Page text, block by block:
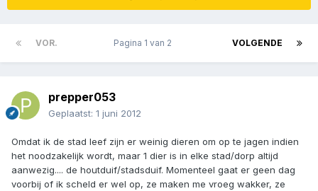
VOR. VOLGENDE
Pagina 1 van 2
prepper053
Geplaatst: 1 juni 2012
Omdat ik de stad leef zijn er weinig dieren om op te jagen indien
het noodzakelijk wordt, maar 1 dier is in elke stad/dorp altijd
aanwezig.... de houtduif/stadsduif. Momenteel gaat er geen dag
voorbij of ik scheld er wel op, ze maken me vroeg wakker, ze